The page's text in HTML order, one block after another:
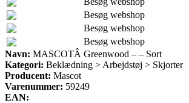
Besøg webshop
Besøg webshop
Besøg webshop
Navn: MASCOTÂ Greenwood – – Sort
Kategori: Beklædning > Arbejdstøj > Skjorter
Producent: Mascot
Varenummer: 59249
EAN: